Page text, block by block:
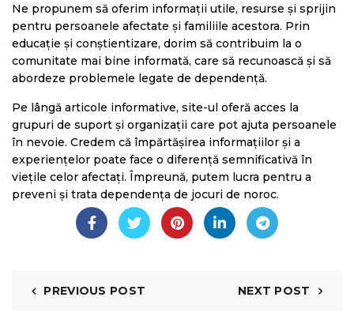
Ne propunem să oferim informații utile, resurse și sprijin
pentru persoanele afectate și familiile acestora. Prin
educație și conștientizare, dorim să contribuim la o
comunitate mai bine informată, care să recunoască și să
abordeze problemele legate de dependență.
Pe lângă articole informative, site-ul oferă acces la
grupuri de suport și organizații care pot ajuta persoanele
în nevoie. Credem că împărtășirea informațiilor și a
experiențelor poate face o diferență semnificativă în
viețile celor afectați. Împreună, putem lucra pentru a
preveni și trata dependența de jocuri de noroc.
PREVIOUS POST NEXT POST